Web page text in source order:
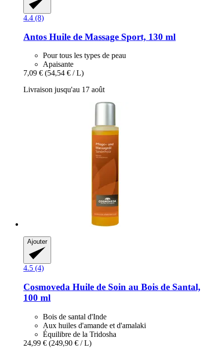
4.4 (8)
Antos Huile de Massage Sport, 130 ml
Pour tous les types de peau
Apaisante
7,09 € (54,54 € / L)
Livraison jusqu'au 17 août
Ajouter
4.5 (4)
Cosmoveda Huile de Soin au Bois de Santal,
100 ml
Bois de santal d'Inde
Aux huiles d'amande et d'amalaki
Équilibre de la Tridosha
24,99 € (249,90 € / L)